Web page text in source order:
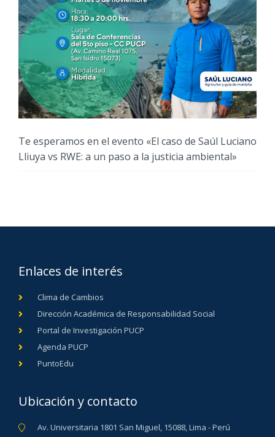
Te esperamos en el evento «El caso de Saúl Luciano
Lliuya vs RWE: a un paso a la justicia ambiental»
Enlaces de interés
Clima de Cambios
Dirección Académica de Responsabilidad Social
Portal de Investigación PUCP
Agenda PUCP
PuntoEdu
Ubicación y contacto
Av. Universitaria 1801 San Miguel, 15088, Lima - Perú